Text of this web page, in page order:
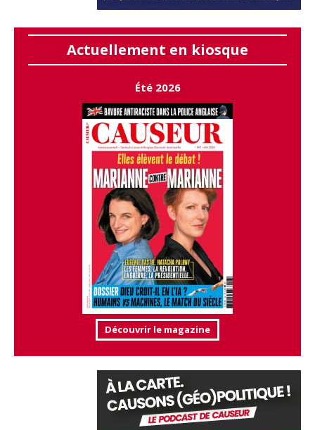
Actuellement en kiosque
Été 2026
Découvrir le magazine